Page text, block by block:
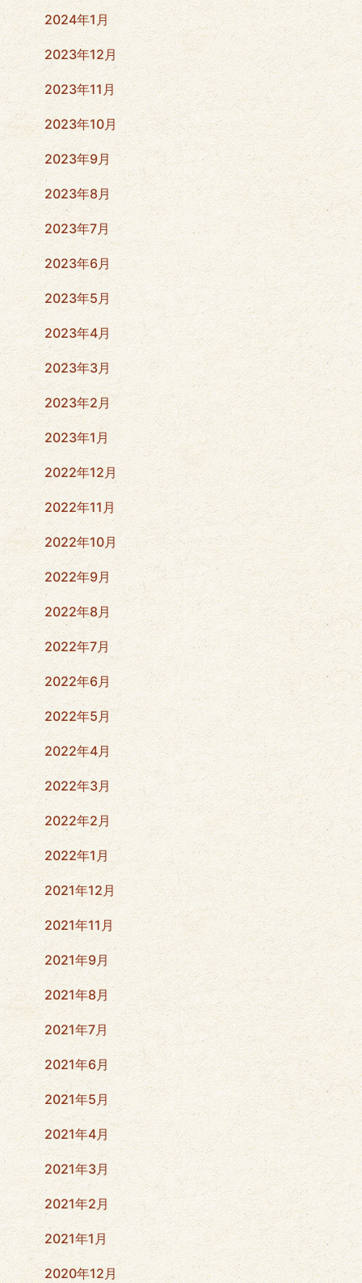
2024年1月
2023年12月
2023年11月
2023年10月
2023年9月
2023年8月
2023年7月
2023年6月
2023年5月
2023年4月
2023年3月
2023年2月
2023年1月
2022年12月
2022年11月
2022年10月
2022年9月
2022年8月
2022年7月
2022年6月
2022年5月
2022年4月
2022年3月
2022年2月
2022年1月
2021年12月
2021年11月
2021年9月
2021年8月
2021年7月
2021年6月
2021年5月
2021年4月
2021年3月
2021年2月
2021年1月
2020年12月